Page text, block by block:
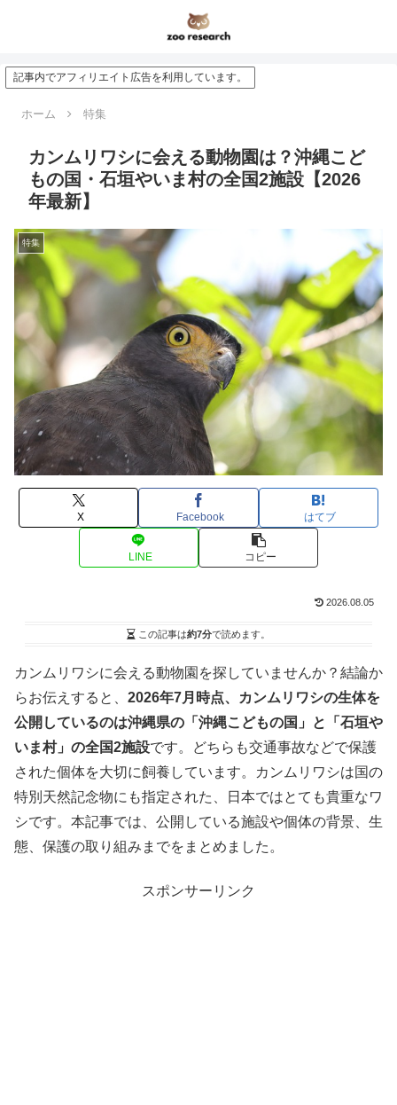
記事内でアフィリエイト広告を利用しています。
ホーム 特集
カンムリワシに会える動物園は？沖縄こど
もの国・石垣やいま村の全国2施設【2026
年最新】
特集
X Facebook はてブ
LINE コピー
2026.08.05
この記事は約7分で読めます。
カンムリワシに会える動物園を探していませんか？結論か
らお伝えすると、 2026年7月時点、カンムリワシの生体を
公開しているのは沖縄県の「沖縄こどもの国」と「石垣や
いま村」の全国2施設です。どちらも交通事故などで保護
された個体を大切に飼養しています。カンムリワシは国の
特別天然記念物にも指定された、日本ではとても貴重なワ
シです。本記事では、公開している施設や個体の背景、生
態、保護の取り組みまでをまとめました。
スポンサーリンク